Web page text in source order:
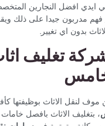
ايدي افضل النجارين
فهم مدربون جيدا على ذلك
بدون اي تغيير.
تغليف
لنقل الاثاث بوظيفتها
، بتغليف الاثاث بافصل خامات